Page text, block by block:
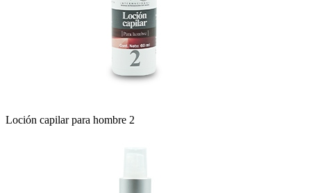
Loción capilar para hombre 2